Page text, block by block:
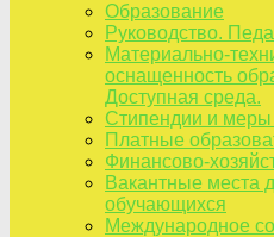
Образование
Руководство.
Материально-
оснащенность
Доступная среда.
Стипендии и
Платные
Финансово-
Вакантные места
обучающихся
Международное